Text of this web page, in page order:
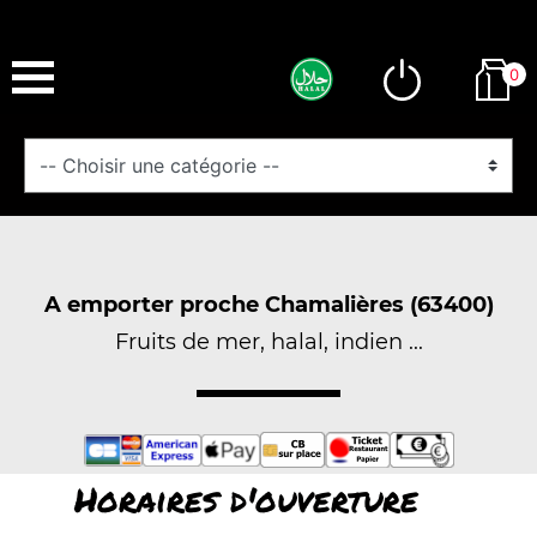
0
A emporter proche Chamalières (63400)
Fruits de mer, halal, indien ...
Horaires d'ouverture